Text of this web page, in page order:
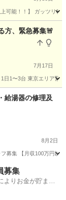
可能！！】 ガッツリ
方、緊急募集🚨
7月17日
1〜3台 東京エリア
給湯器の修理及
8月2日
募集 【月収100万円以
募集
よりお金が貯まり